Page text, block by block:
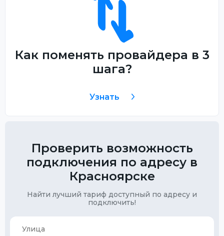
Как поменять провайдера в 3
шага?
Узнать
Проверить возможность
подключения по адресу в
Красноярске
Найти лучший тариф доступный по адресу и
подключить!